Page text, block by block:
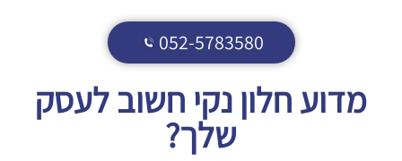
052-5783580
מדוע חלון נקי חשוב לעסק
שלך?